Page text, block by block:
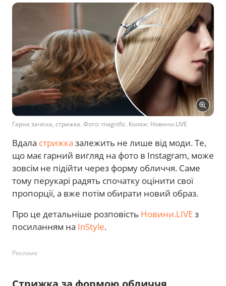
Гарна зачіска, стрижка. Фото: magnific. Колаж: Новини.LIVE
Вдала стрижка залежить не лише від моди. Те,
що має гарний вигляд на фото в Instagram, може
зовсім не підійти через форму обличчя. Саме
тому перукарі радять спочатку оцінити свої
пропорції, а вже потім обирати новий образ.
Про це детальніше розповість Новини.LIVEз
посиланням на InStyle.
Реклама